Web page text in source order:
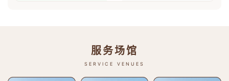
服务场馆
SERVICE VENUES